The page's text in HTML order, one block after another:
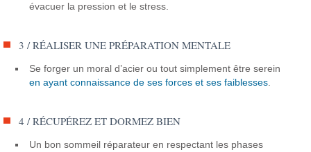
évacuer la pression et le stress.
3 / RÉALISER UNE PRÉPARATION MENTALE
Se forger un moral d’acier ou tout simplement être serein
en ayant connaissance de ses forces et ses faiblesses.
4 / RÉCUPÉREZ ET DORMEZ BIEN
Un bon sommeil réparateur en respectant les phases